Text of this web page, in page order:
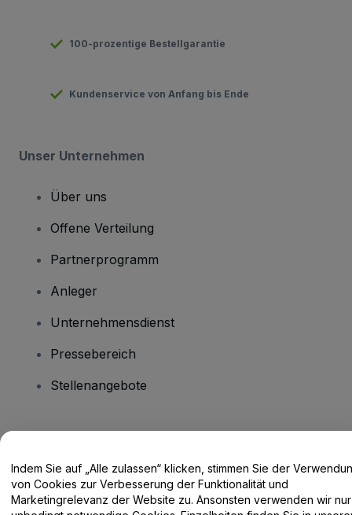
100-prozentige Bestellgarantie
Kundenservice von Anfang bis Ende
Unser Unternehmen
Über uns
Offene Verteilung
Partnerprogramm
Anleger
Unternehmensdienst
Pressebereich
Stellenangebote
Hilfe-Center / Kontakt
Indem Sie auf „Alle zulassen“ klicken, stimmen Sie der
von Cookies zur Verbesserung der Funktionalität und
Marketingrelevanz der Website zu. Ansonsten verwenden wir nur